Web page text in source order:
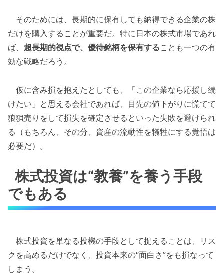
そのためには、長期的に保有しても納得できる企業の株
だけを購入することが重要だ。特に日本の株式市場であれ
ば、 超長期的視点で、優待銘柄を保有することも一つの有
効な戦略だろう。
仮に含み損を抱えたとしても、「この企業なら応援し続
けたい」と思える会社であれば、目先の値下がりに慌てて
狼狽売りをして損失を確定させるといった失敗を避けられ
る（もちろん、その分、資産の流動性を犠牲にする覚悟は
必要だ）。
株式投資は“教養”を養う手段
でもある
株式投資を単なる投機の手段として捉えることは、リス
クを高めるだけでなく、投資本来の“面白さ”をも損なって
しまう。